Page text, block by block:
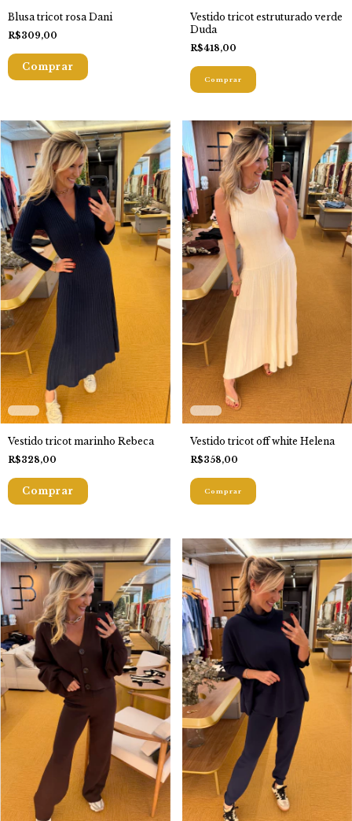
Blusa tricot rosa Dani
R$309,00
Vestido tricot estruturado verde
Duda
R$418,00
Comprar
Vestido tricot marinho Rebeca
R$328,00
Vestido tricot off white Helena
R$358,00
Comprar